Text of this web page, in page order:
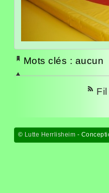
Mots clés : aucun
© Lutte Herrlisheim -